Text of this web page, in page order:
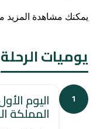
يمكنك مشاهدة المزيد
يوميات الرحلة
1 اليوم
المملكة